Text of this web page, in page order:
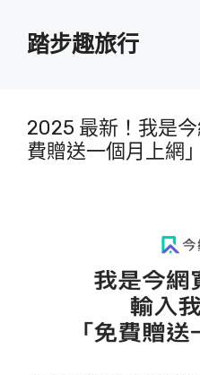
踏步趣旅行
2025 最新！我是
費贈送一個月上網